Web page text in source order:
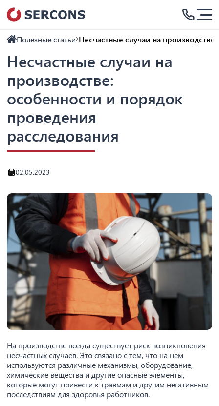
Полезные статьи Несчастные случаи на
Несчастные случаи на
производстве:
особенности и порядок
проведения
расследования
02.05.2023
На производстве всегда существует риск возникновения
несчастных случаев. Это связано с тем, что на нем
используются различные механизмы, оборудование,
химические вещества и другие опасные элементы,
которые могут привести к травмам и другим негативным
последствиям для здоровья работников.